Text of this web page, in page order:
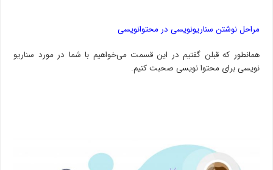
مراحل نوشتن سناریونویسی در محتوانویسی
همانطور که قبلن گفتیم در این قسمت می‌خواهیم با شما در مورد سناریو
نویسی برای محتوا نویسی صحبت کنیم.